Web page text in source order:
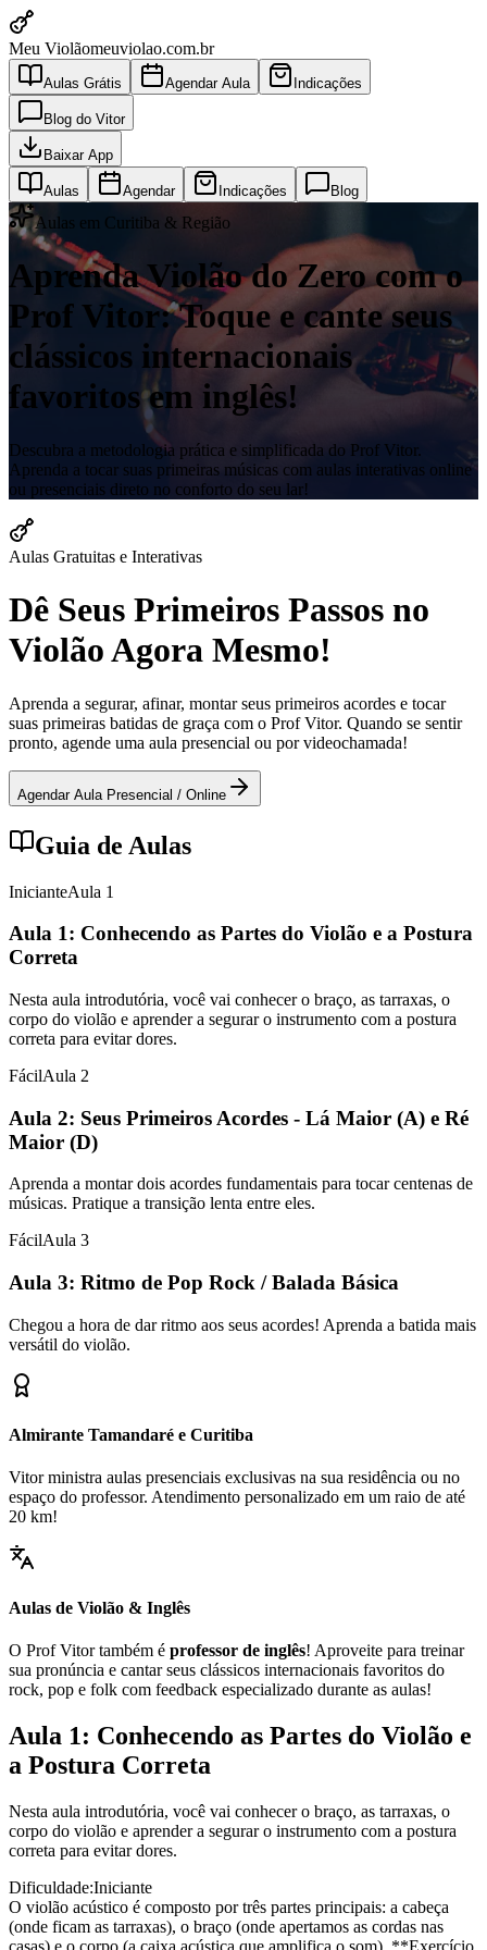
Meu Violãomeuviolao.com.br
Aulas Grátis Agendar Aula Indicações
Blog do Vitor
Baixar App
Aulas Agendar Indicações Blog
Aulas em Curitiba & Região
Aprenda Violão do Zero com o
Prof Vitor: Toque e cante seus
clássicos internacionais
favoritos em inglês!
Descubra a metodologia prática e simplificada do Prof Vitor.
Aprenda a tocar suas primeiras músicas com aulas interativas online
ou presenciais direto no conforto do seu lar!
Aulas Gratuitas e Interativas
Dê Seus Primeiros Passos no
Violão Agora Mesmo!
Aprenda a segurar, afinar, montar seus primeiros acordes e tocar
suas primeiras batidas de graça com o Prof Vitor. Quando se sentir
pronto, agende uma aula presencial ou por videochamada!
Agendar Aula Presencial / Online
Guia de Aulas
InicianteAula 1
Aula 1: Conhecendo as Partes do Violão e a Postura
Correta
Nesta aula introdutória, você vai conhecer o braço, as tarraxas, o
corpo do violão e aprender a segurar o instrumento com a postura
correta para evitar dores.
FácilAula 2
Aula 2: Seus Primeiros Acordes - Lá Maior (A) e Ré
Maior (D)
Aprenda a montar dois acordes fundamentais para tocar centenas de
músicas. Pratique a transição lenta entre eles.
FácilAula 3
Aula 3: Ritmo de Pop Rock / Balada Básica
Chegou a hora de dar ritmo aos seus acordes! Aprenda a batida mais
versátil do violão.
Almirante Tamandaré e Curitiba
Vitor ministra aulas presenciais exclusivas na sua residência ou no
espaço do professor. Atendimento personalizado em um raio de até
20 km!
Aulas de Violão & Inglês
O Prof Vitor também é professor de inglês! Aproveite para treinar
sua pronúncia e cantar seus clássicos internacionais favoritos do
rock, pop e folk com feedback especializado durante as aulas!
Aula 1: Conhecendo as Partes do Violão e
a Postura Correta
Nesta aula introdutória, você vai conhecer o braço, as tarraxas, o
corpo do violão e aprender a segurar o instrumento com a postura
correta para evitar dores.
Dificuldade:Iniciante
O violão acústico é composto por três partes principais: a cabeça
(onde ficam as tarraxas), o braço (onde apertamos as cordas nas
casas) e o corpo (a caixa acústica que amplifica o som). **Exercício